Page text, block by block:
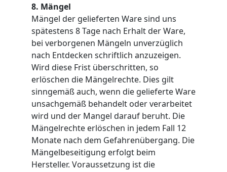
8. Mängel
Mängel der gelieferten Ware sind uns
spätestens 8 Tage nach Erhalt der Ware,
bei verborgenen Mängeln unverzüglich
nach Entdecken schriftlich anzuzeigen.
Wird diese Frist überschritten, so
erlöschen die Mängelrechte. Dies gilt
sinngemäß auch, wenn die gelieferte Ware
unsachgemäß behandelt oder verarbeitet
wird und der Mangel darauf beruht. Die
Mängelrechte erlöschen in jedem Fall 12
Monate nach dem Gefahrenübergang. Die
Mängelbeseitigung erfolgt beim
Hersteller. Voraussetzung ist die